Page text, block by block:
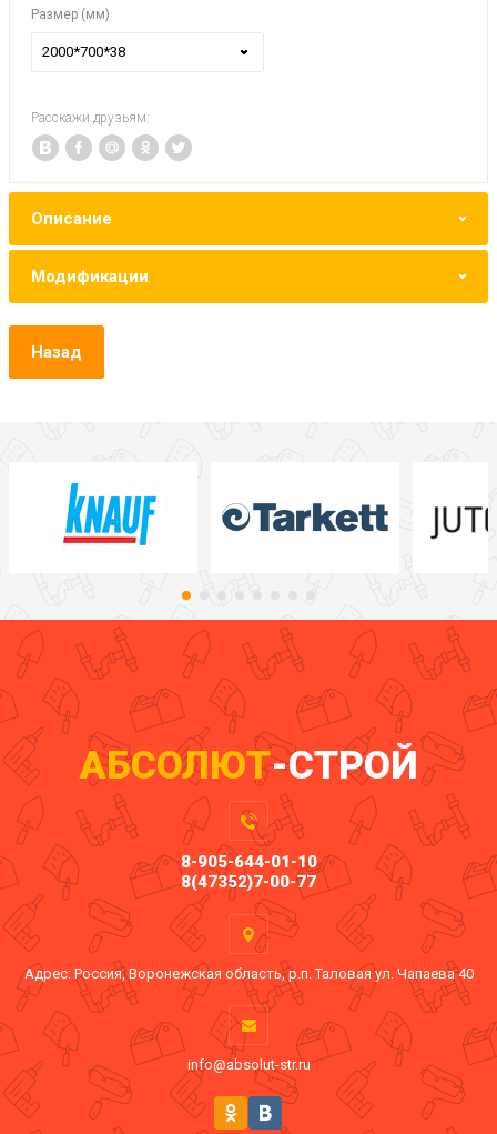
Размер (мм)
2000*700*38
Расскажи друзьям:
Описание
Модификации
Назад
АБСОЛЮТ-СТРОЙ
8-905-644-01-10
8(47352)7-00-77
Адрес: Россия, Воронежская область, р.п. Таловая ул. Чапаева 40
info@absolut-str.ru